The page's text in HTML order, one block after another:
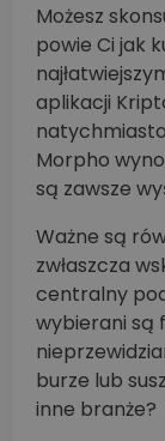
Możesz
powie Ci jak
aplikacji
Morpho
są zawsze
Ważne są
zwłaszcza
centralny
wybierani są
burze lub
inne branże?